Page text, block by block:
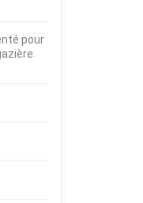
pour